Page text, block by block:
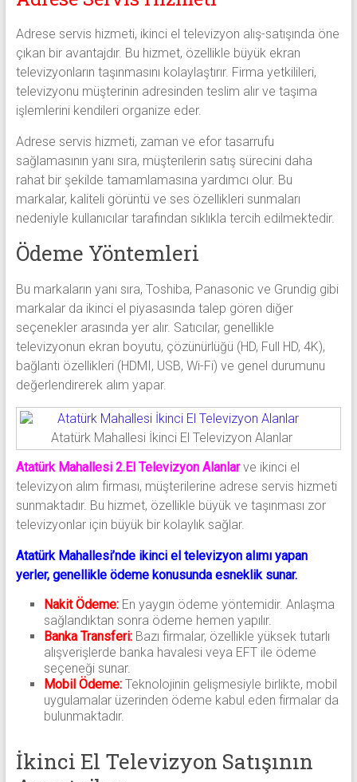
Adrese servis hizmeti, ikinci el televizyon alış-satışında öne
çıkan bir avantajdır. Bu hizmet, özellikle büyük ekran
televizyonların taşınmasını kolaylaştırır. Firma yetkilileri,
televizyonu müşterinin adresinden teslim alır ve taşıma
işlemlerini kendileri organize eder.
Adrese servis hizmeti, zaman ve efor tasarrufu
sağlamasının yanı sıra, müşterilerin satış sürecini daha
rahat bir şekilde tamamlamasına yardımcı olur. Bu
markalar, kaliteli görüntü ve ses özellikleri sunmaları
nedeniyle kullanıcılar tarafından sıklıkla tercih edilmektedir.
Ödeme Yöntemleri
Bu markaların yanı sıra, Toshiba, Panasonic ve Grundig gibi
markalar da ikinci el piyasasında talep gören diğer
seçenekler arasında yer alır. Satıcılar, genellikle
televizyonun ekran boyutu, çözünürlüğü (HD, Full HD, 4K),
bağlantı özellikleri (HDMI, USB, Wi-Fi) ve genel durumunu
değerlendirerek alım yapar.
Atatürk Mahallesi İkinci El Televizyon Alanlar
Atatürk Mahallesi 2.El Televizyon Alanlarve ikinci el
televizyon alım firması, müşterilerine adrese servis hizmeti
sunmaktadır. Bu hizmet, özellikle büyük ve taşınması zor
televizyonlar için büyük bir kolaylık sağlar.
Atatürk Mahallesi’nde ikinci el televizyon alımı yapan
yerler, genellikle ödeme konusunda esneklik sunar.
Nakit Ödeme:En yaygın ödeme yöntemidir. Anlaşma
sağlandıktan sonra ödeme hemen yapılır.
Banka Transferi:Bazı firmalar, özellikle yüksek tutarlı
alışverişlerde banka havalesi veya EFT ile ödeme
seçeneği sunar.
Mobil Ödeme: Teknolojinin gelişmesiyle birlikte, mobil
uygulamalar üzerinden ödeme kabul eden firmalar da
bulunmaktadır.
İkinci El Televizyon Satışının